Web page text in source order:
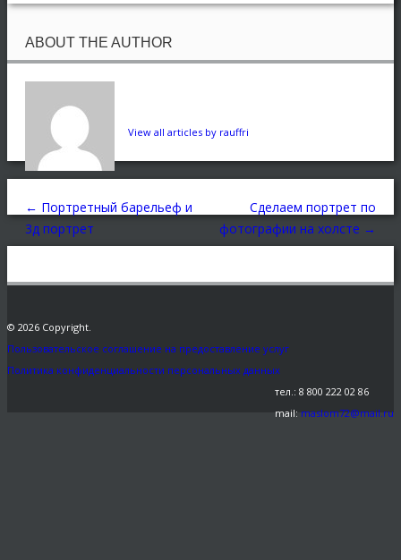
ABOUT THE AUTHOR
View all articles by rauffri
← Портретный барельеф и
3д портрет
Сделаем портрет по
фотографии на холсте →
© 2026 Copyright.
Пользовательское соглашение на предоставление услуг
Политика конфиденциальности персональных данных
тел.: 8 800 222 02 86
mail: maslom72@mail.ru